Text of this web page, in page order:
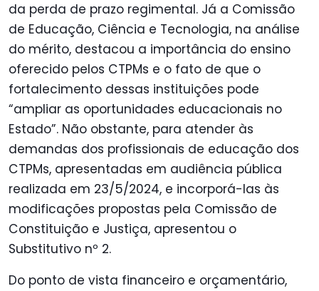
da perda de prazo regimental. Já a Comissão
de Educação, Ciência e Tecnologia, na análise
do mérito, destacou a importância do ensino
oferecido pelos CTPMs e o fato de que o
fortalecimento dessas instituições pode
“ampliar as oportunidades educacionais no
Estado”. Não obstante, para atender às
demandas dos profissionais de educação dos
CTPMs, apresentadas em audiência pública
realizada em 23/5/2024, e incorporá-las às
modificações propostas pela Comissão de
Constituição e Justiça, apresentou o
Substitutivo nº 2.
Do ponto de vista financeiro e orçamentário,